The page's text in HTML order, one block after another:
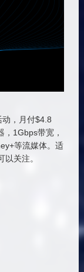
动，月付$4.8
1Gbps带宽，
等流媒体。适
关注。